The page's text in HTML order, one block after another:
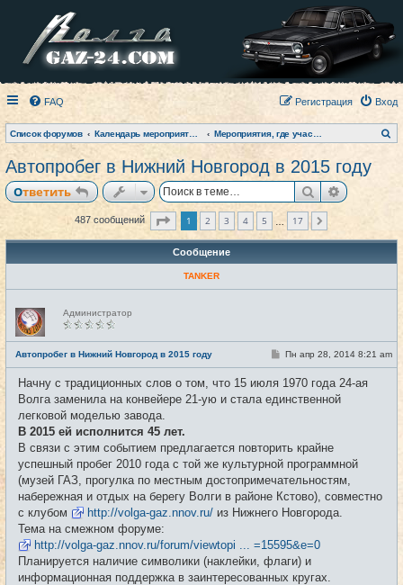
FAQ Вход
Регистрация
Список форумов
о
Автопробег в Нижний Новгород в 2015 году
Ответить Поиск
487 сообщений Страница из
1 2 3 4 5 17
Сообщение
TANKER
Н
е
в
с
е
т
и
Администратор
Автопробег в Нижний Новгород в 2015 году #1
С
б
щ
Пн апр 28, 2014 8:21 am
Начну с традиционных слов о том, что 15 июля 1970 года 24-ая
Волга заменила на конвейере 21-ую и стала единственной
легковой моделью завода.
В 2015 ей исполнится 45 лет.
В связи с этим событием предлагается повторить крайне
успешный пробег 2010 года с той же культурной программной
(музей ГАЗ, прогулка по местным достопримечательностям,
набережная и отдых на берегу Волги в районе Кстово), совместно
с клубом
http://volga-gaz.nnov.ru/ из Нижнего Новгорода.
Тема на смежном форуме:
http://volga-gaz.nnov.ru/forum/viewtopi ... =15595&e=0
Планируется наличие символики (наклейки, флаги) и
информационная поддержка в заинтересованных кругах.